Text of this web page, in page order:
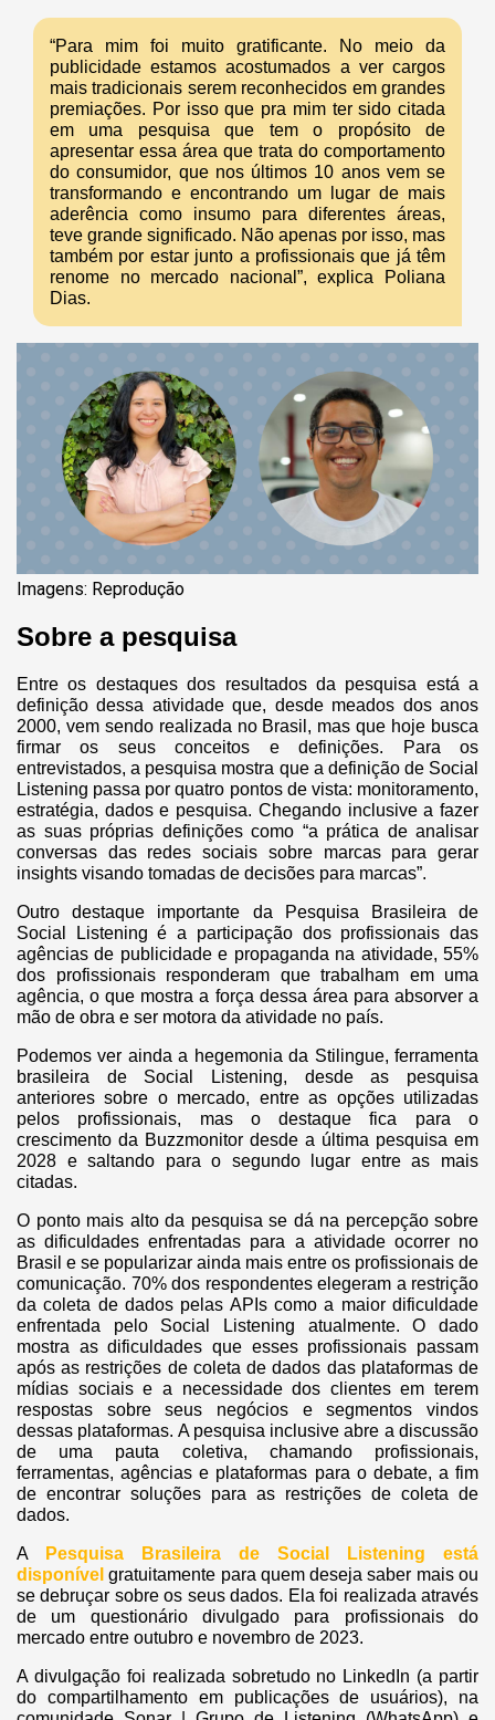
“Para mim foi muito gratificante. No meio da
publicidade estamos acostumados a ver cargos
mais tradicionais serem reconhecidos em grandes
premiações. Por isso que pra mim ter sido citada
em uma pesquisa que tem o propósito de
apresentar essa área que trata do comportamento
do consumidor, que nos últimos 10 anos vem se
transformando e encontrando um lugar de mais
aderência como insumo para diferentes áreas,
teve grande significado. Não apenas por isso, mas
também por estar junto a profissionais que já têm
renome no mercado nacional”, explica Poliana
Dias.
Imagens: Reprodução
Sobre a pesquisa
Entre os destaques dos resultados da pesquisa está a
definição dessa atividade que, desde meados dos anos
2000, vem sendo realizada no Brasil, mas que hoje busca
firmar os seus conceitos e definições. Para os
entrevistados, a pesquisa mostra que a definição de Social
Listening passa por quatro pontos de vista: monitoramento,
estratégia, dados e pesquisa. Chegando inclusive a fazer
as suas próprias definições como “a prática de analisar
conversas das redes sociais sobre marcas para gerar
insights visando tomadas de decisões para marcas”.
Outro destaque importante da Pesquisa Brasileira de
Social Listening é a participação dos profissionais das
agências de publicidade e propaganda na atividade, 55%
dos profissionais responderam que trabalham em uma
agência, o que mostra a força dessa área para absorver a
mão de obra e ser motora da atividade no país.
Podemos ver ainda a hegemonia da Stilingue, ferramenta
brasileira de Social Listening, desde as pesquisa
anteriores sobre o mercado, entre as opções utilizadas
pelos profissionais, mas o destaque fica para o
crescimento da Buzzmonitor desde a última pesquisa em
2028 e saltando para o segundo lugar entre as mais
citadas.
O ponto mais alto da pesquisa se dá na percepção sobre
as dificuldades enfrentadas para a atividade ocorrer no
Brasil e se popularizar ainda mais entre os profissionais de
comunicação. 70% dos respondentes elegeram a restrição
da coleta de dados pelas APIs como a maior dificuldade
enfrentada pelo Social Listening atualmente. O dado
mostra as dificuldades que esses profissionais passam
após as restrições de coleta de dados das plataformas de
mídias sociais e a necessidade dos clientes em terem
respostas sobre seus negócios e segmentos vindos
dessas plataformas. A pesquisa inclusive abre a discussão
de uma pauta coletiva, chamando profissionais,
ferramentas, agências e plataformas para o debate, a fim
de encontrar soluções para as restrições de coleta de
dados.
A
Pesquisa Brasileira de Social Listening está
disponível gratuitamente para quem deseja saber mais ou
se debruçar sobre os seus dados. Ela foi realizada através
de um questionário divulgado para profissionais do
mercado entre outubro e novembro de 2023.
A divulgação foi realizada sobretudo no LinkedIn (a partir
do compartilhamento em publicações de usuários), na